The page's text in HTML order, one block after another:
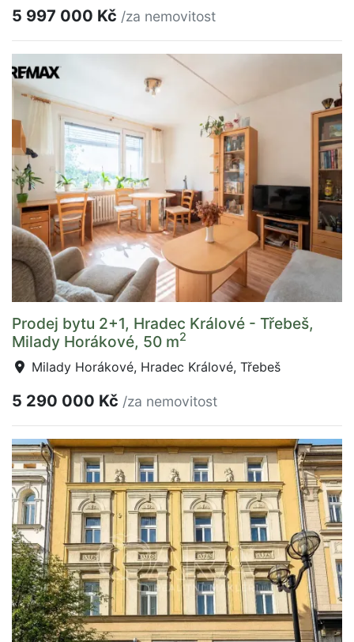
5 997 000 Kč /za nemovitost
Prodej bytu 2+1, Hradec Králové - Třebeš,
Milady Horákové, 50 m2
Milady Horákové, Hradec Králové, Třebeš
5 290 000 Kč /za nemovitost